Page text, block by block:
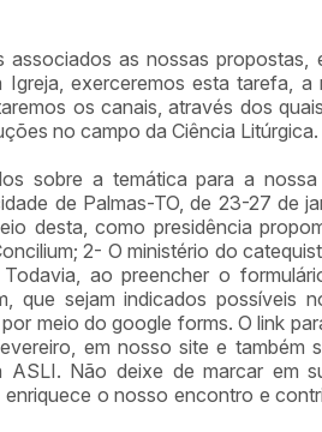
as nossas propostas,
exerceremos esta tarefa,
os canais, através dos
no campo da Ciência Litúrgica.
sobre a temática para a
de Palmas-TO, de 23-27 de
desta, como presidência
2- O ministério do
ao preencher o
que sejam indicados possíveis
meio do google forms. O link
em nosso site e também
ASLI. Não deixe de marcar em
o nosso encontro e